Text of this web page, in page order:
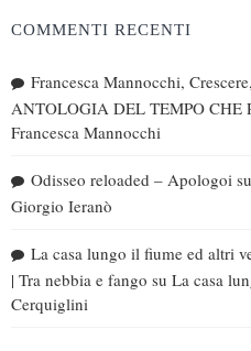
COMMENTI RECENTI
Francesca Mannocchi,
ANTOLOGIA DEL TEMPO CHE
Francesca Mannocchi
Odisseo reloaded – Apologoi su
Giorgio Ieranò
La casa lungo il fiume ed altri
| Tra nebbia e fango su La casa
Cerquiglini